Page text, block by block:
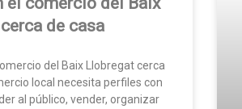
de casa
del Baix Llobregat cerca
local necesita perfiles con
al público, vender, organizar